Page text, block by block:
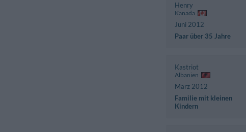
Henry
Kanada
Juni 2012
Paar über 35 Jahre
Kastriot
Albanien
März 2012
Familie mit kleinen
Kindern